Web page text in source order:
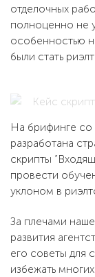
отделочных
полноценно не
особенностью
были стать
На брифинге со
разработана
скрипты
провести
уклоном в
За плечами
развития
его советы для
избежать